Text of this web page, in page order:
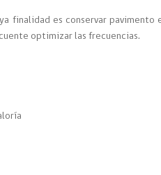
finalidad es conservar pavimento
optimizar las frecuencias.